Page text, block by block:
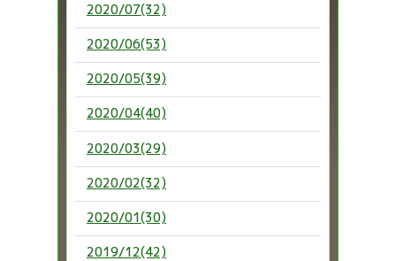
2020/07(32)
2020/06(53)
2020/05(39)
2020/04(40)
2020/03(29)
2020/02(32)
2020/01(30)
2019/12(42)